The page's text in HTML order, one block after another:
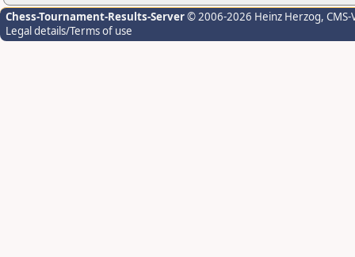
Chess-Tournament-Results-Server© 2006-2026 Heinz Herzog,
Legal details/Terms of use